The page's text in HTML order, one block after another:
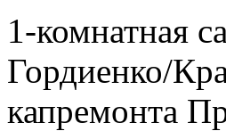
1-комнатная
Гордиенко/
капремонта